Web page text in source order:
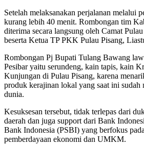
Setelah melaksanakan perjalanan melalui
kurang lebih 40 menit. Rombongan tim
diterima secara langsung oleh Camat
beserta Ketua TP PKK Pulau Pisang,
Rombongan Pj Bupati Tulang Bawang
Pesibar yaitu serundeng, kain tapis, kain
Kunjungan di Pulau Pisang, karena
produk kerajinan lokal yang saat ini sudah
dunia.
Kesuksesan tersebut, tidak terlepas dari
daerah dan juga support dari Bank
Bank Indonesia (PSBI) yang berfokus
pemberdayaan ekonomi dan UMKM.